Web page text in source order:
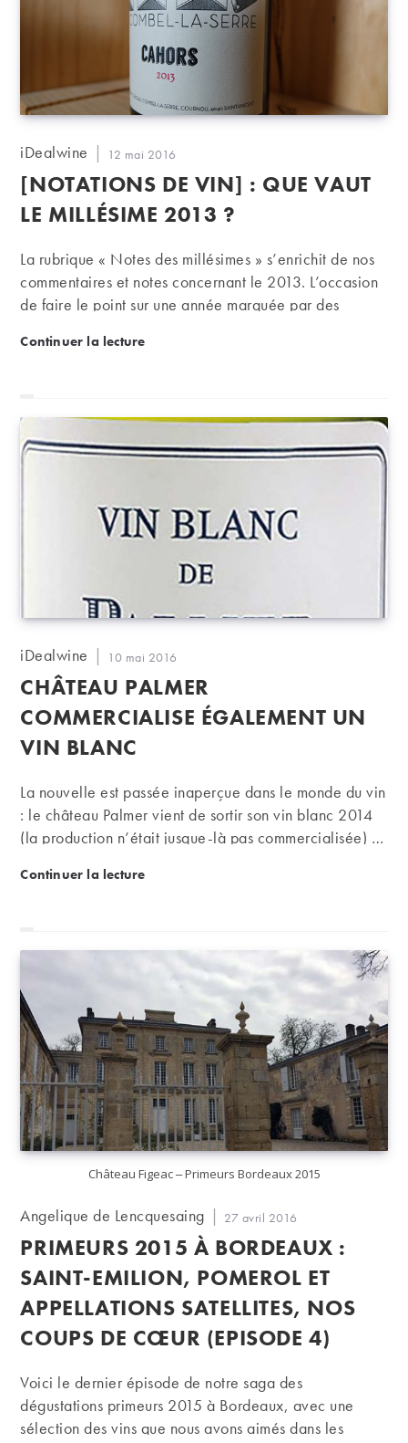
Auteur/autrice
publication :
iDealwine
Publication
publiée :
12 mai 2016
[NOTATIONS DE VIN] : QUE VAUT
LE MILLÉSIME 2013 ?
La rubrique « Notes des millésimes » s’enrichit de nos
commentaires et notes concernant le 2013. L’occasion
de faire le point sur une année marquée par des
Continuer la lecture[Notations de vin] : que vaut le millésime 2013 ?
Auteur/autrice
la
publication :
iDealwine
Publication
publiée :
10 mai 2016
CHÂTEAU PALMER
COMMERCIALISE ÉGALEMENT UN
VIN BLANC
La nouvelle est passée inaperçue dans le monde du vin
: le château Palmer vient de sortir son vin blanc 2014
(la production n’était jusque-là pas commercialisée) …
Continuer la lectureChâteau Palmer commercialise également un vin
Château Figeac – Primeurs Bordeaux 2015
Auteur/autrice
la
publication :
Angelique de Lencquesaing
Publication
27 avril 2016
PRIMEURS 2015 À BORDEAUX :
SAINT-EMILION, POMEROL ET
APPELLATIONS SATELLITES, NOS
COUPS DE CŒUR (EPISODE 4)
Voici le dernier épisode de notre saga des
dégustations primeurs 2015 à Bordeaux, avec une
sélection des vins que nous avons aimés dans les